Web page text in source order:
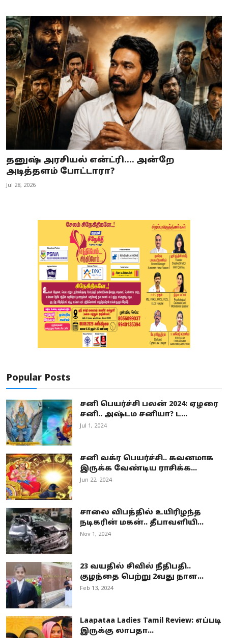
தனுஷ் அரசியல் என்ட்ரி.... அன்றே
அடித்தளம் போட்டாரா?
Jul 28, 2026
Popular Posts
சனி பெயர்ச்சி பலன் 2024: ஏழரை
சனி.. அஷ்டம சனியா? ட...
Jul 1, 2024
சனி வக்ர பெயர்ச்சி.. கவனமாக
இருக்க வேண்டிய ராசிக்க...
Jun 22, 2024
சாலை விபத்தில் உயிரிழந்த
நடிகரின் மகன்.. தீபாவளியி...
Nov 1, 2024
23 வயதில் சிவில் நீதிபதி..
குழந்தை பெற்று 2வது நாள...
Feb 13, 2024
Laapataa Ladies Tamil Review: எப்படி
இருக்கு லாபதா...